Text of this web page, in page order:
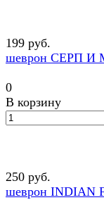
199 руб.
шеврон СЕРП И
0
В корзину
250 руб.
шеврон INDIAN